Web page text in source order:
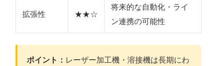
拡張性 ★★☆
将来的な自動化・ライ
ン連携の可能性
ポイント： レーザー加工機・溶接機は長期にわ